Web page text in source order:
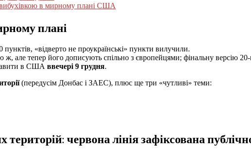
в мирному плані США
плані
«відверто не проукраїнські» пункти вилучили.
ж, але тепер його дописують спільно з європейцями; фінальну версію
в США ввечері 9 грудня.
(передусім Донбас і ЗАЕС), плюс ще три «чутливі» теми:
територій: червона лінія зафіксована